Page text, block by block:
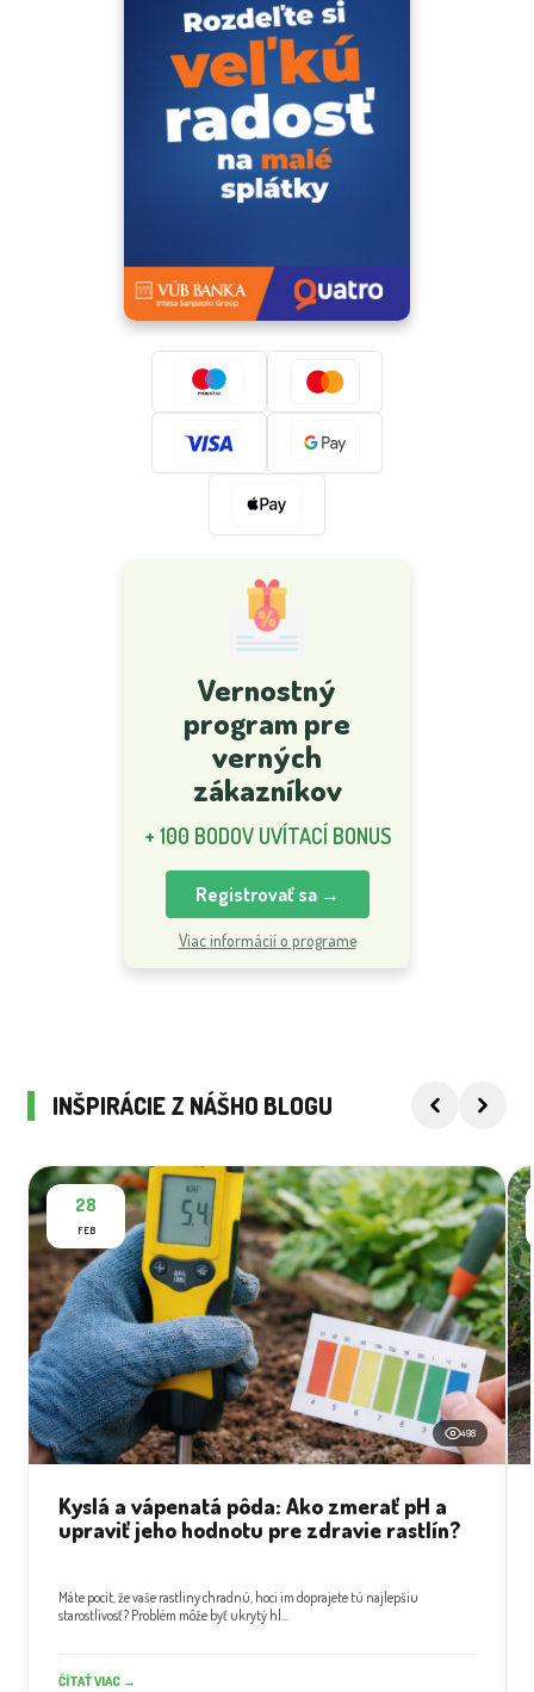
Vernostný
program pre
verných
zákazníkov
+ 100 BODOV UVÍTACÍ BONUS
Registrovať sa →
Viac informácií o programe
INŠPIRÁCIE Z NÁŠHO BLOGU
28
FEB
498
Kyslá a vápenatá pôda: Ako zmerať pH a
upraviť jeho hodnotu pre zdravie rastlín?
Máte pocit, že vaše rastliny chradnú, hoci im doprajete tú najlepšiu
starostlivosť? Problém môže byť ukrytý hl...
ČÍTAŤ VIAC →